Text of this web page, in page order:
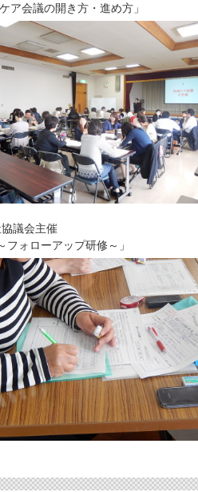
ア会議の開き方・進め方」
議会主催
フォローアップ研修～」